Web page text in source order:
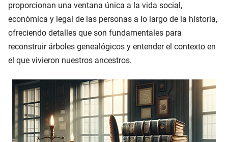
proporcionan una ventana única a la vida social,
económica y legal de las personas a lo largo de la historia,
ofreciendo detalles que son fundamentales para
reconstruir árboles genealógicos y entender el contexto en
el que vivieron nuestros ancestros.